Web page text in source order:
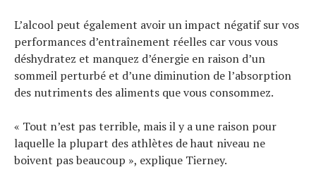
L’alcool peut également avoir un impact négatif sur vos
performances d’entraînement réelles car vous vous
déshydratez et manquez d’énergie en raison d’un
sommeil perturbé et d’une diminution de l’absorption
des nutriments des aliments que vous consommez.
« Tout n’est pas terrible, mais il y a une raison pour
laquelle la plupart des athlètes de haut niveau ne
boivent pas beaucoup », explique Tierney.